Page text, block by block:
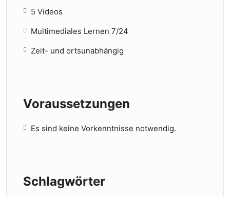
5 Videos
Multimediales Lernen 7/24
Zeit- und ortsunabhängig
Voraussetzungen
Es sind keine Vorkenntnisse notwendig.
Schlagwörter